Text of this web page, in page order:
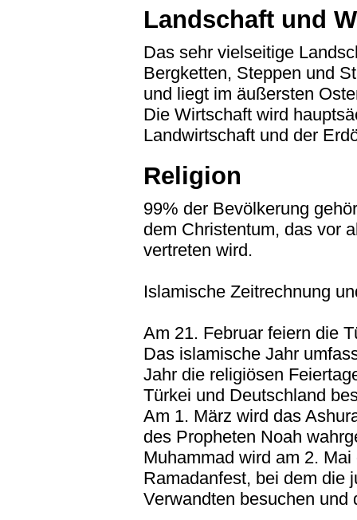
Landschaft und
Das sehr vielseitige
Bergketten, Steppen und
und liegt im äußersten
Die Wirtschaft wird
Landwirtschaft und der
Religion
99% der Bevölkerung
dem Christentum, das vor
vertreten wird.
Islamische Zeitrechnung
Am 21. Februar feiern die
Das islamische Jahr
Jahr die religiösen
Türkei und Deutschland
Am 1. März wird das
des Propheten Noah
Muhammad wird am 2.
Ramadanfest, bei dem die
Verwandten besuchen und